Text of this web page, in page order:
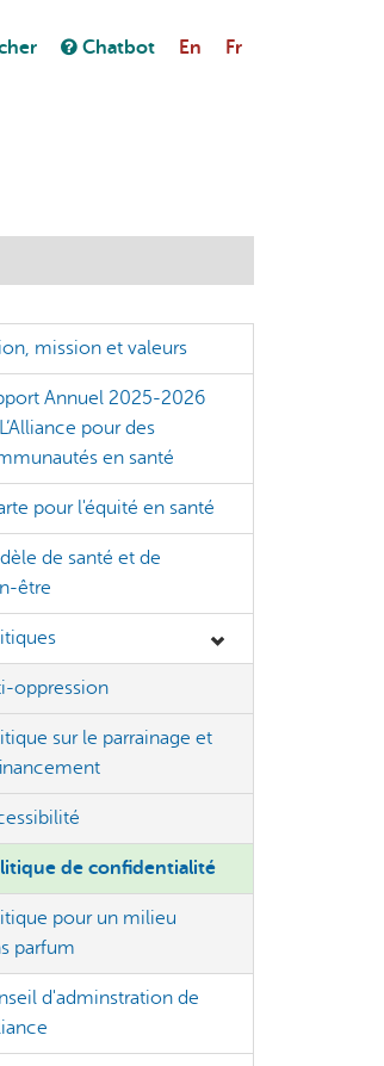
donc vérifier toute réponse.
Chatbot En Fr
mission et valeurs
Annuel 2025-2026
pour des
en santé
pour l'équité en santé
de santé et de
être
oppression
sur le parrainage et
de confidentialité
pour un milieu
parfum
d'adminstration de